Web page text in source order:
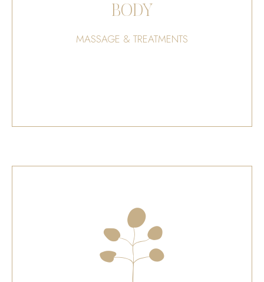
BODY
MASSAGE & TREATMENTS